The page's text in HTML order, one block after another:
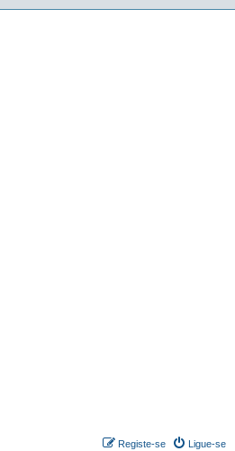
Ligue-se
Registe-se